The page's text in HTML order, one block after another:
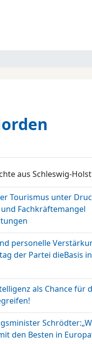
aus Schleswig-
Tourismus unter
Fachkräftemangel
personelle
der Partei dieBasis in
als Chance für
den Besten in